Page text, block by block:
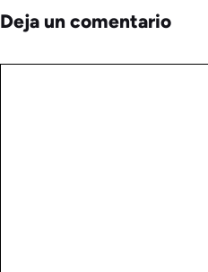
Deja un comentario